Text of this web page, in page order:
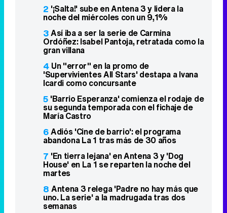
2 '¡Salta!' sube en Antena 3 y lidera la
noche del miércoles con un 9,1%
3Así iba a ser la serie de Carmina
Ordóñez: Isabel Pantoja, retratada como la
gran villana
4 Un "error" en la promo de
'Supervivientes All Stars' destapa a Ivana
Icardi como concursante
5 'Barrio Esperanza' comienza el rodaje de
su segunda temporada con el fichaje de
María Castro
6Adiós 'Cine de barrio': el programa
abandona La 1 tras más de 30 años
7 'En tierra lejana' en Antena 3 y 'Dog
House' en La 1 se reparten la noche del
martes
8 Antena 3 relega 'Padre no hay más que
uno. La serie' a la madrugada tras dos
semanas